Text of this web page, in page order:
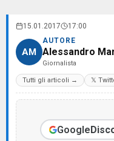
15.01.2017 17:00
AM
AUTORE
Alessandro
Giornalista
Tutti gli articoli → 𝕏
Google